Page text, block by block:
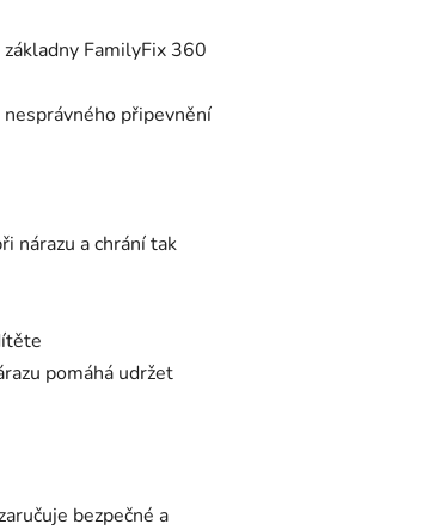
FamilyFix 360
připevnění
nárazu a chrání tak
pomáhá udržet
bezpečné a